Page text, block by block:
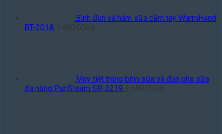
Bình đun và hâm sữa cầm tay WarmHand
BT-201A 1.680.000₫
Máy tiệt trùng bình sữa và đun pha sữa
đa năng PuriSteam SR-3219 1.680.000₫